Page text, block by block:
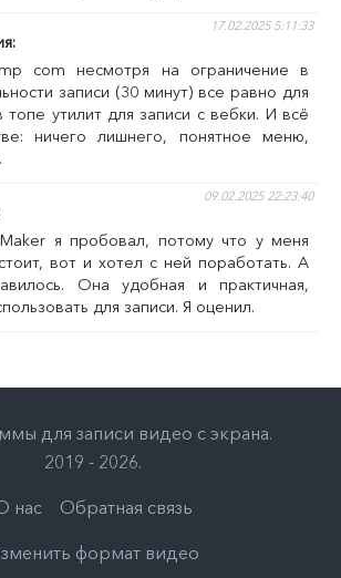
17.02.2025 5:11:33
com несмотря на ограничение в
записи (30 минут) все равно для
топе утилит для записи с вебки. И всё
ничего лишнего, понятное меню,
09.02.2025 22:23:40
я пробовал, потому что у меня
вот и хотел с ней поработать. А
Она удобная и практичная,
для записи. Я оценил.
для записи видео с экрана.
2019 - 2026.
нас Обратная связь
формат видео